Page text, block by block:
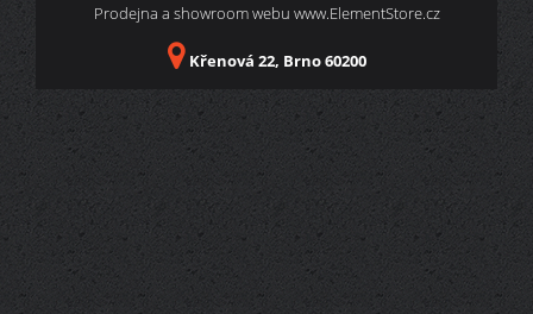
Prodejna a showroom webu www.ElementStore.cz
Křenová 22, Brno 60200